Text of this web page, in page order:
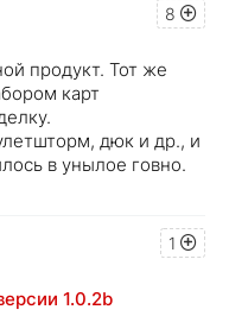
8
продукт. Тот же
карт
дюк и др., и
в унылое говно.
1
1.0.2b